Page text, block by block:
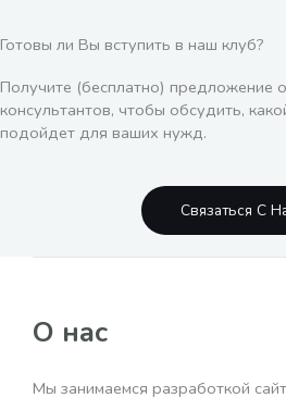
Готовы ли Вы вступить в наш клуб?
Получите (бесплатно) предложение
консультантов, чтобы обсудить,
подойдет для ваших нужд.
Связаться С
О нас
Мы занимаемся разработкой